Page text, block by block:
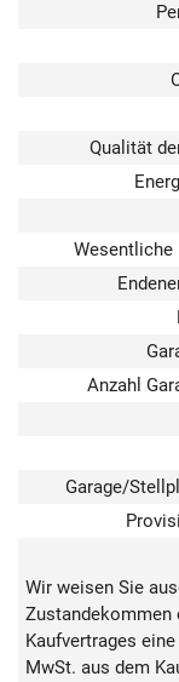
Qualität
Wesentliche
Anzahl
Garage/
Wir weisen Sie
Kaufvertrages
MwSt. aus dem